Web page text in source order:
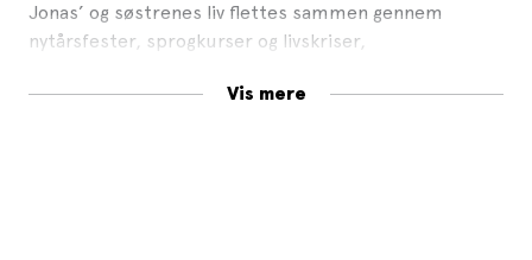
Jonas’ og søstrenes liv flettes sammen gennem
nytårsfester, sprogkurser og livskriser,
gennem den mærkelige fornemmelse af, at deres liv
Vis mere